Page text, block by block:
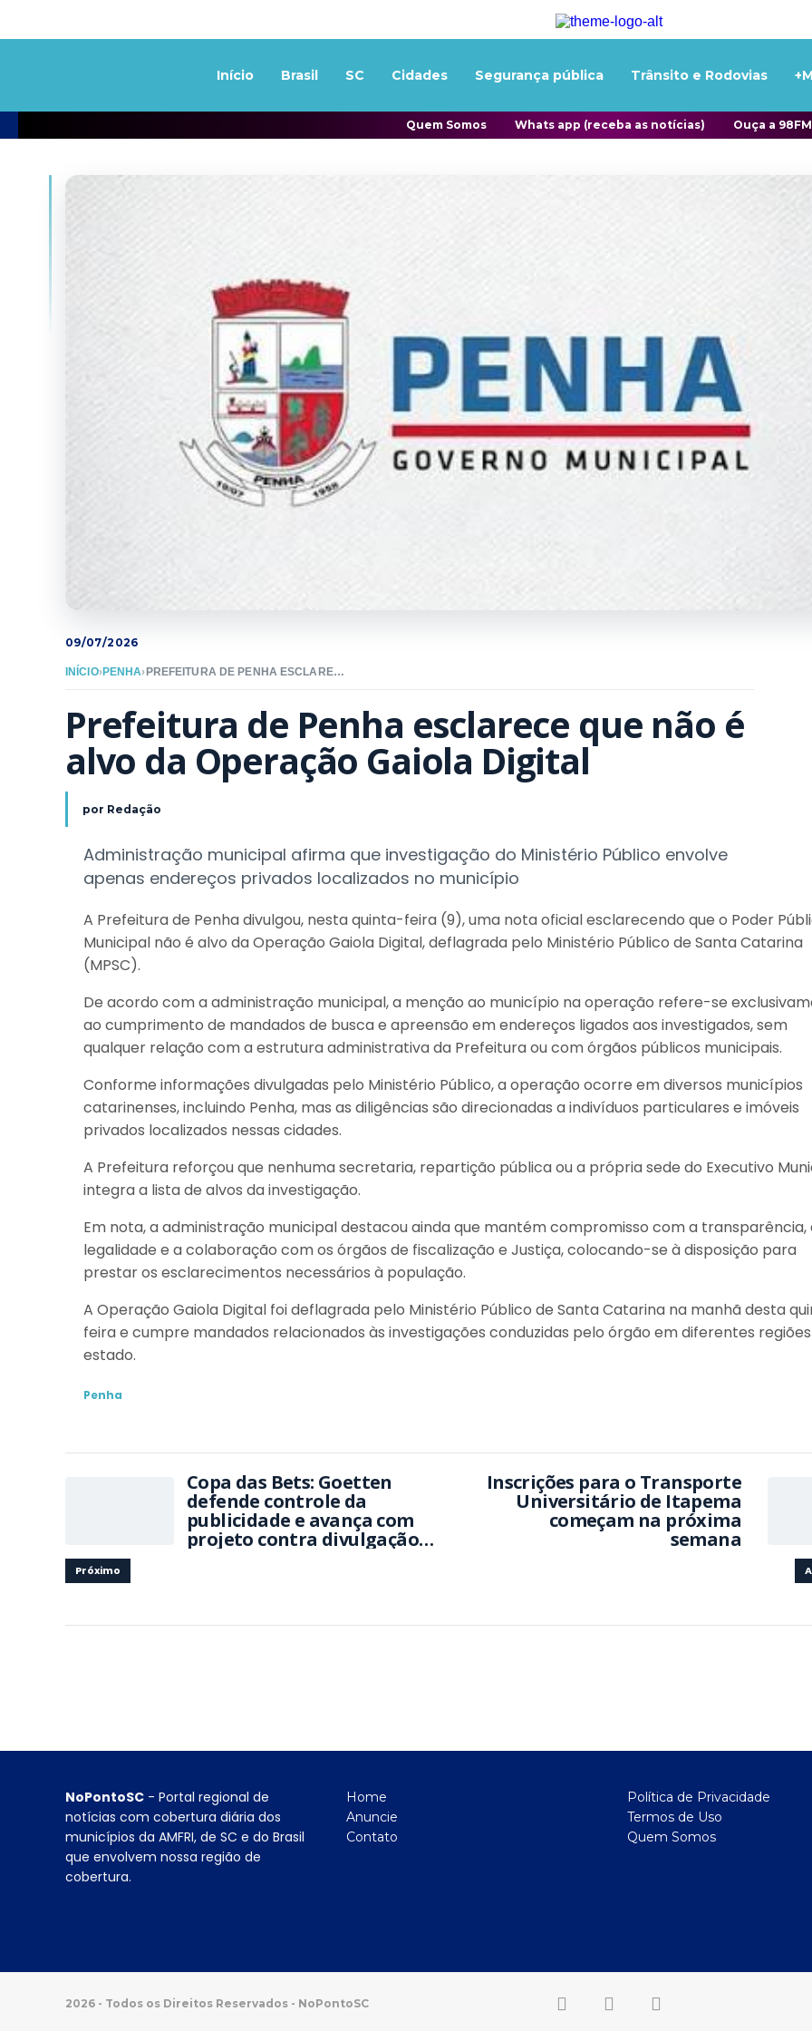
Início Brasil SC Cidades Segurança pública Trânsito e Rodovias
Quem Somos Whats app (receba as notícias) Ouça a 98FM
09/07/2026
INÍCIO›PENHA› PREFEITURA DE PENHA ESCLARECE QUE NÃO É ALVO DA OPERAÇÃO GAIOLA DIGITAL
Prefeitura de Penha esclarece que não é
alvo da Operação Gaiola Digital
por Redação
Administração municipal afirma que investigação do Ministério Público envolve
apenas endereços privados localizados no município
A Prefeitura de Penha divulgou, nesta quinta-feira (9), uma nota oficial esclarecendo que o Poder
Municipal não é alvo da Operação Gaiola Digital, deflagrada pelo Ministério Público de Santa Catarina
(MPSC).
De acordo com a administração municipal, a menção ao município na operação refere-se
ao cumprimento de mandados de busca e apreensão em endereços ligados aos investigados, sem
qualquer relação com a estrutura administrativa da Prefeitura ou com órgãos públicos municipais.
Conforme informações divulgadas pelo Ministério Público, a operação ocorre em diversos municípios
catarinenses, incluindo Penha, mas as diligências são direcionadas a indivíduos particulares e imóveis
privados localizados nessas cidades.
A Prefeitura reforçou que nenhuma secretaria, repartição pública ou a própria sede do Executivo
integra a lista de alvos da investigação.
Em nota, a administração municipal destacou ainda que mantém compromisso com a transparência,
legalidade e a colaboração com os órgãos de fiscalização e Justiça, colocando-se à disposição para
prestar os esclarecimentos necessários à população.
A Operação Gaiola Digital foi deflagrada pelo Ministério Público de Santa Catarina na manhã desta
feira e cumpre mandados relacionados às investigações conduzidas pelo órgão em diferentes
estado.
Penha
Copa das Bets: Goetten
defende controle da
publicidade e avança com
projeto contra divulgação
Próximo
Inscrições para o Transporte
Universitário de Itapema
começam na próxima
semana
NoPontoSC - Portal regional de
notícias com cobertura diária dos
municípios da AMFRI, de SC e do Brasil
que envolvem nossa região de
cobertura.
Home
Anuncie
Contato
Política de Privacidade
Termos de Uso
Quem Somos
2026 - Todos os Direitos Reservados - NoPontoSC